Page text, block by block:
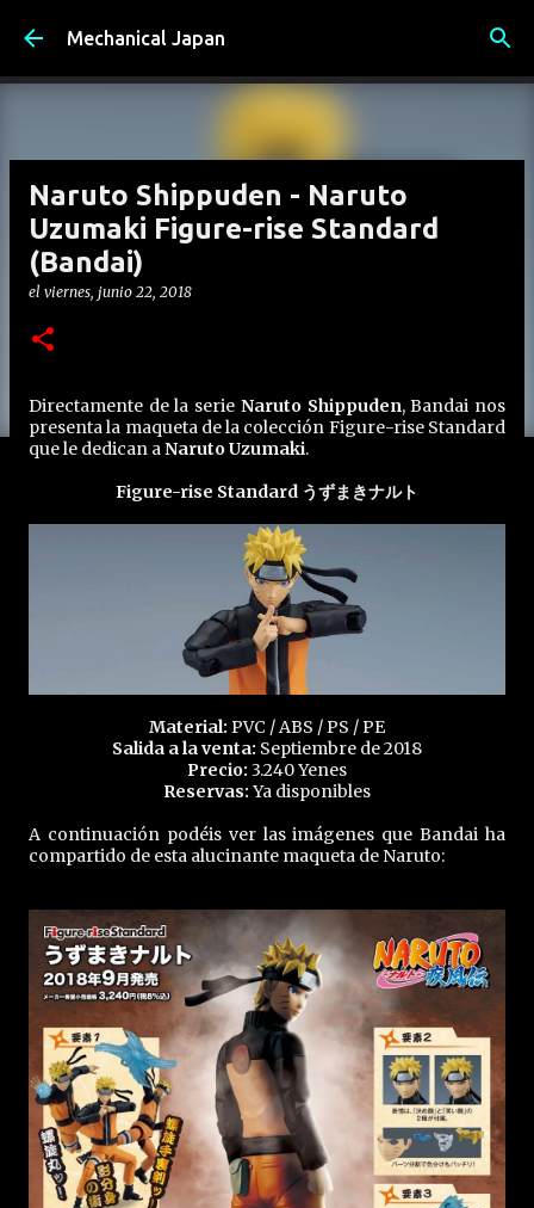
Ir al contenido principal
Mechanical Japan
Naruto Shippuden - Naruto
Uzumaki Figure-rise Standard
(Bandai)
el viernes, junio 22, 2018
Directamente de la serie Naruto Shippuden, Bandai nos
presenta la maqueta de la colección Figure-rise Standard
que le dedican aNaruto Uzumaki.
Figure-rise Standard うずまきナルト
Material: PVC / ABS / PS / PE
Salida a la venta: Septiembre de 2018
Precio: 3.240 Yenes
Reservas: Ya disponibles
A continuación podéis ver las imágenes que Bandai ha
compartido de esta alucinante maqueta de Naruto: